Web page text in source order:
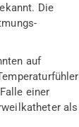
Die
auf
einer
als